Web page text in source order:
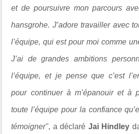
et de poursuivre mon parcours
hansgrohe. J’adore travailler avec
l’équipe, qui est pour moi comme
J’ai de grandes ambitions
l’équipe, et je pense que c’est
pour continuer à m’épanouir et à
toute l’équipe pour la confiance
témoigner", a déclaré Jai Hindley